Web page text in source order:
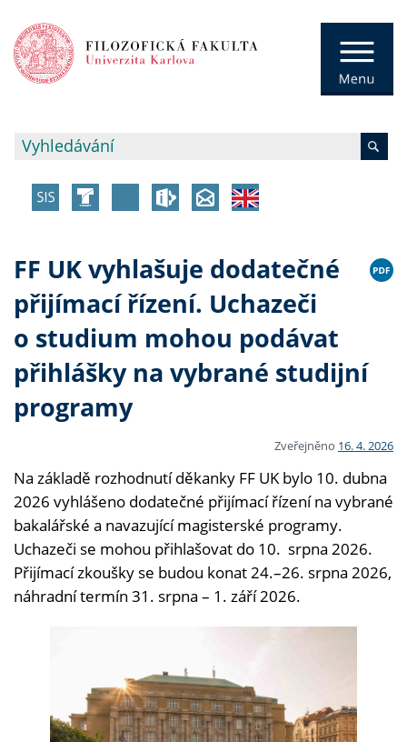
FF UK vyhlašuje dodatečné
přijímací řízení. Uchazeči
o studium mohou podávat
přihlášky na vybrané studijní
programy
Zveřejněno 16. 4. 2026
Na základě rozhodnutí děkanky FF UK bylo 10. dubna
2026 vyhlášeno dodatečné přijímací řízení na vybrané
bakalářské a navazující magisterské programy.
Uchazeči se mohou přihlašovat do 10. srpna 2026.
Přijímací zkoušky se budou konat 24.–26. srpna 2026,
náhradní termín 31. srpna – 1. září 2026.